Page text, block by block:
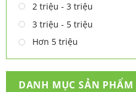
2 triệu - 3 triệu
3 triệu - 5 triệu
Hơn 5 triệu
DANH MỤC SẢN PHẨM